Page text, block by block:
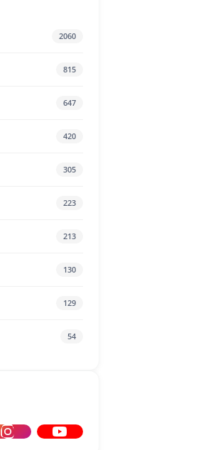
2060
815
647
420
305
223
213
130
129
54